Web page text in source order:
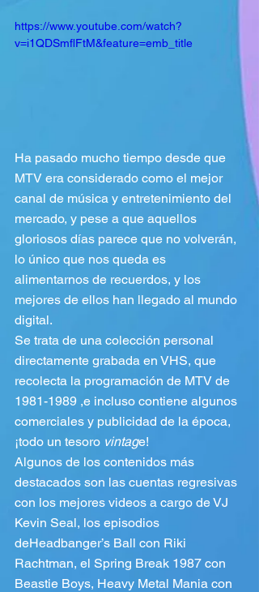
https://www.youtube.com/watch?
v=i1QDSmflFtM&feature=emb_title
Ha pasado mucho tiempo desde que
MTV era considerado como el mejor
canal de música y entretenimiento del
mercado, y pese a que aquellos
gloriosos días parece que no volverán,
lo único que nos queda es
alimentarnos de recuerdos, y los
mejores de ellos han llegado al mundo
digital.
Se trata de una colección personal
directamente grabada en VHS, que
recolecta la programación de MTV de
1981-1989 ,e incluso contiene algunos
comerciales y publicidad de la época,
¡todo un tesoro vintage!
Algunos de los contenidos más
destacados son las cuentas regresivas
con los mejores videos a cargo de VJ
Kevin Seal, los episodios
deHeadbanger’s Ball con Riki
Rachtman, el Spring Break 1987 con
Beastie Boys, Heavy Metal Mania con